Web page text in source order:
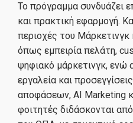
Το πρόγραμμα συνδυάζει
και πρακτική εφαρμογή.
περιοχές του Μάρκετινγκ
όπως εμπειρία πελάτη,
ψηφιακό μάρκετινγκ, ενώ
εργαλεία και
αποφάσεων, AI Marketing
φοιτητές διδάσκονται